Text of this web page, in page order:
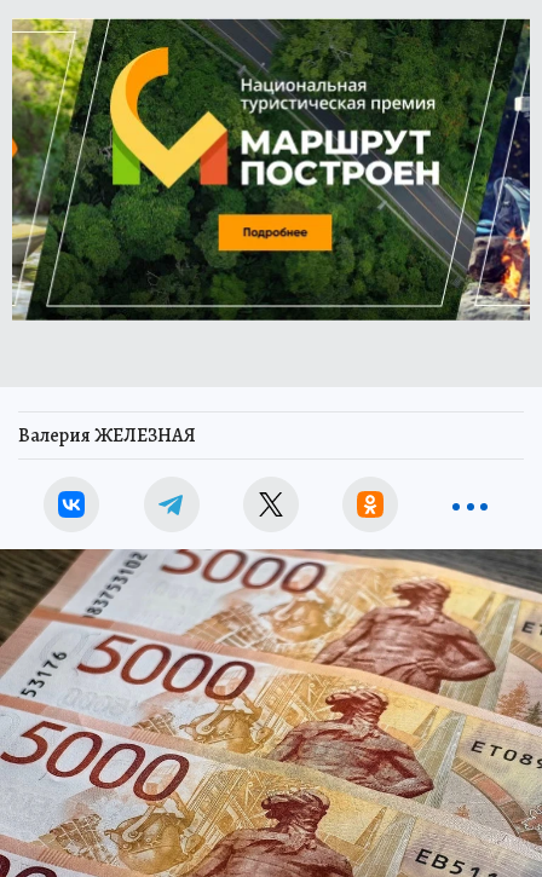
Валерия ЖЕЛЕЗНАЯ